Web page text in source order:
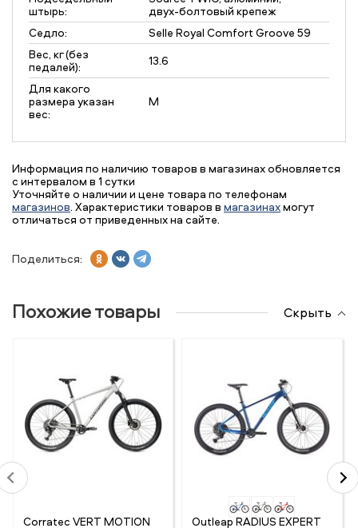
штырь:
двух-болтовый крепеж
Седло:
Selle Royal Comfort Groove 59
Вес, кг (без
педалей):
13.6
Для какого
размера указан
вес:
M
Информация по наличию товаров в магазинах обновляется
с интервалом в 1 сутки
Уточняйте о наличии и цене товара по телефонам
магазинов. Характеристики товаров в магазинахмогут
отличаться от приведенных на сайте.
Поделиться:
Похожие товары Скрыть
Corratec VERT MOTION
Outleap RADIUS EXPERT